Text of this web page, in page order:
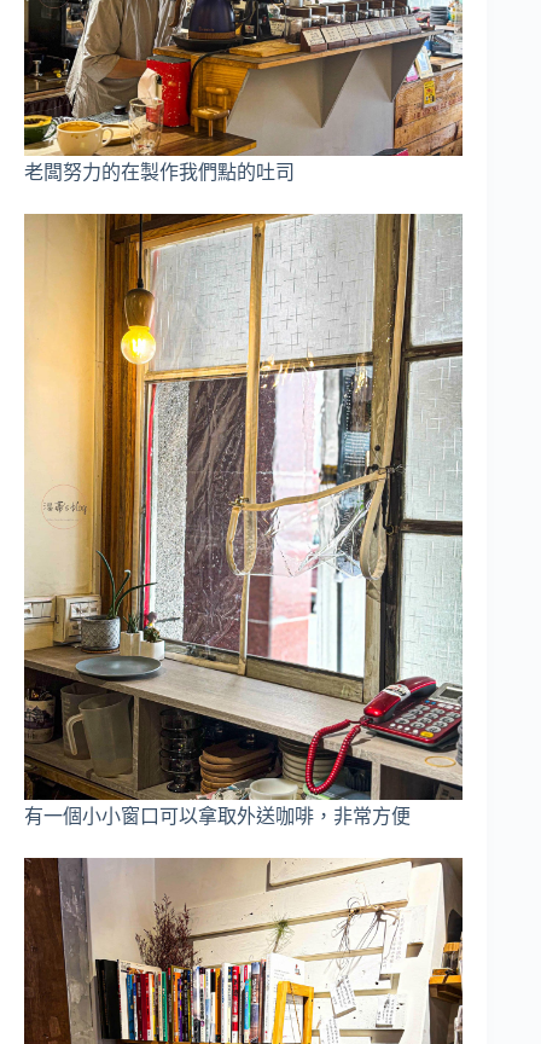
老闆努力的在製作我們點的吐司
有一個小小窗口可以拿取外送咖啡，非常方便